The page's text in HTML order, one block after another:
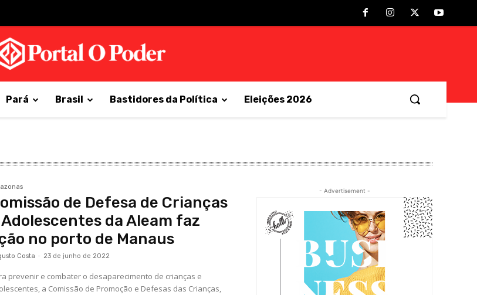
Pará Brasil Bastidores da Política Eleições 2026
de Defesa de Crianças
Adolescentes da Aleam faz
no porto de Manaus
Costa - 23 de junho de 2022
prevenir e combater o desaparecimento de crianças e
a Comissão de Promoção e Defesas das Crianças,
- Advertisement -